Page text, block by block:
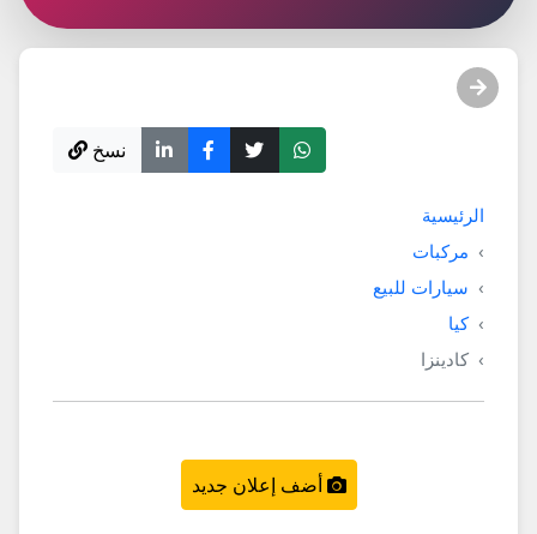
نسخ
الرئيسية
مركبات
سيارات للبيع
كيا
كادينزا
أضف إعلان جديد